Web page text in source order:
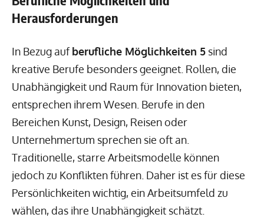
Herausforderungen
In Bezug aufberufliche Möglichkeiten 5 sind
kreative Berufe besonders geeignet. Rollen, die
Unabhängigkeit und Raum für Innovation bieten,
entsprechen ihrem Wesen. Berufe in den
Bereichen Kunst, Design, Reisen oder
Unternehmertum sprechen sie oft an.
Traditionelle, starre Arbeitsmodelle können
jedoch zu Konflikten führen. Daher ist es für diese
Persönlichkeiten wichtig, ein Arbeitsumfeld zu
wählen, das ihre Unabhängigkeit schätzt.